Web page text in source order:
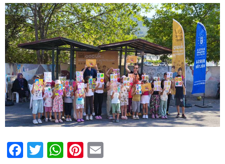
Facebook
TwitterWhatsApp
Pinterest